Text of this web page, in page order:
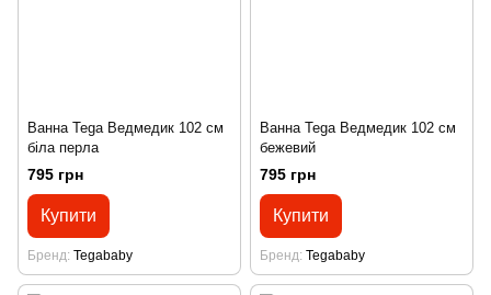
Ванна Tega Ведмедик 102 см
біла перла
795 грн
Купити
Бренд Tegababy
Ванна Tega Ведмедик 102 см
бежевий
795 грн
Купити
Бренд Tegababy